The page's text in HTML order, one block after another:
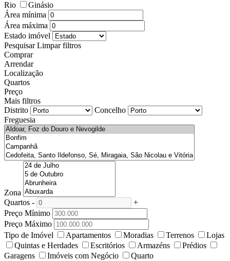
Rio
Ginásio
Área mínima
Área máxima
Estado imóvel
Pesquisar Limpar filtros
Comprar
Arrendar
Localização
Quartos
Preço
Mais filtros
Distrito
Concelho
Freguesia
Zona
Quartos -
+
Preço Mínimo
Preço Máximo
Tipo de Imóvel
Apartamentos Moradias Terrenos
Lojas
Quintas e Herdades
Escritórios Armazéns
Prédios
Garagens
Imóveis com Negócio
Quarto